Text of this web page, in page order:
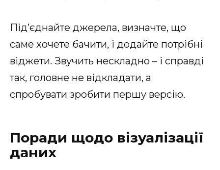
Під’єднайте джерела, визначте, що
саме хочете бачити, і додайте потрібні
віджети. Звучить нескладно – і справді
так, головне не відкладати, а
спробувати зробити першу версію.
Поради щодо візуалізації
даних